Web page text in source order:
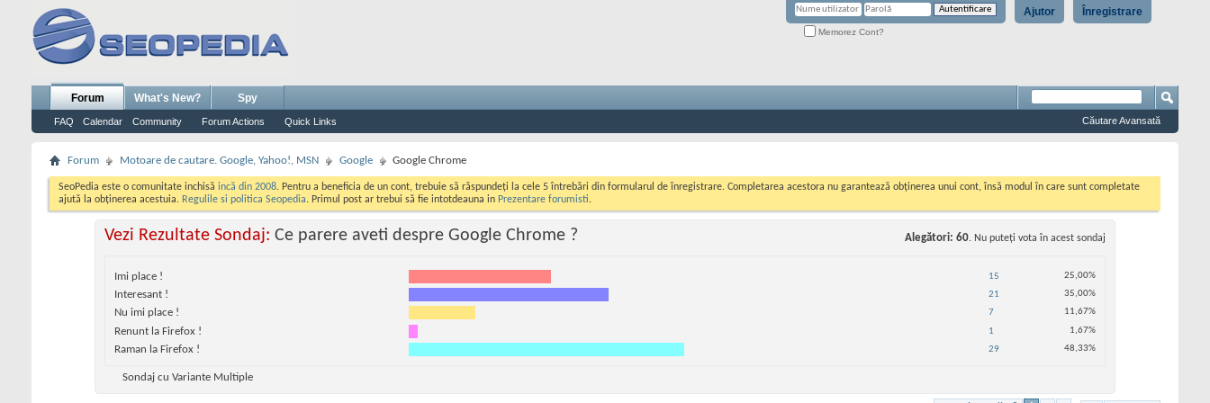
Înregistrare
Ajutor
Memorez Cont?
Forum
FAQ Calendar Community Forum Actions Quick Links
What's New? Spy
Căutare Avansată
Forum Motoare de cautare. Google, Yahoo!, MSN Google Google Chrome
SeoPedia este o comunitate inchisă incă din 2008. Pentru a beneficia de un cont, trebuie să răspundeți la cele 5 întrebări din formularul de înregistrare. Completarea acestora nu garantează obținerea unui cont, însă modul în care sunt completate
ajută la obținerea acestuia. Regulile si politica Seopedia. Primul post ar trebui să fie intotdeauna in Prezentare forumisti.
Vezi Rezultate Sondaj: Ce parere aveti despre Google Chrome ? Alegători 60. Nu puteţi vota în acest sondaj
Imi place ! 15 25,00%
Interesant ! 21 35,00%
Nu imi place ! 7 11,67%
Renunt la Firefox ! 1 1,67%
Raman la Firefox ! 29 48,33%
Sondaj cu Variante Multiple